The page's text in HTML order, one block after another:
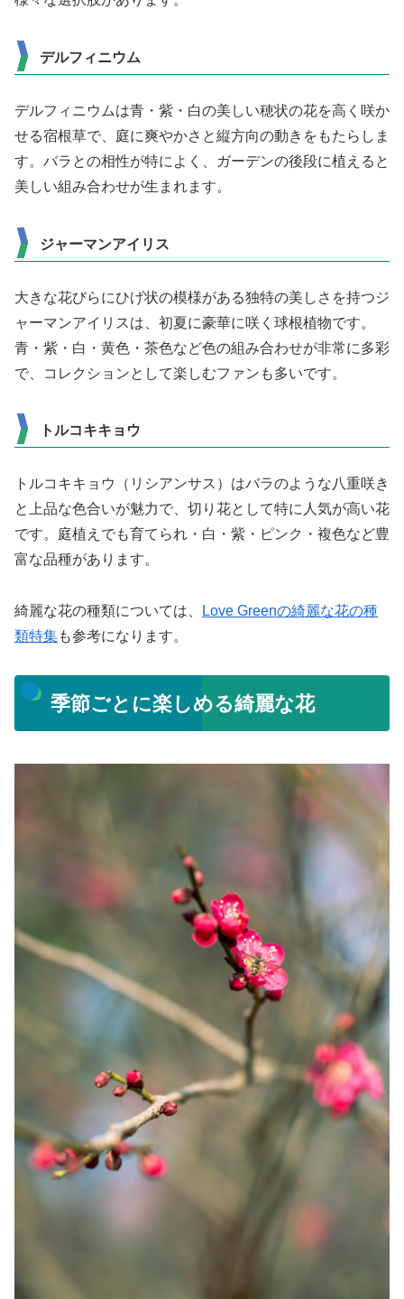
デルフィニウム
デルフィニウムは青・紫・白の美しい穂状の花を高く咲か
せる宿根草で、庭に爽やかさと縦方向の動きをもたらしま
す。バラとの相性が特によく、ガーデンの後段に植えると
美しい組み合わせが生まれます。
ジャーマンアイリス
大きな花びらにひげ状の模様がある独特の美しさを持つジ
ャーマンアイリスは、初夏に豪華に咲く球根植物です。
青・紫・白・黄色・茶色など色の組み合わせが非常に多彩
で、コレクションとして楽しむファンも多いです。
トルコキキョウ
トルコキキョウ（リシアンサス）はバラのような八重咲き
と上品な色合いが魅力で、切り花として特に人気が高い花
です。庭植えでも育てられ・白・紫・ピンク・複色など豊
富な品種があります。
綺麗な花の種類については、
Love Greenの綺麗な花の種
類特集も参考になります。
季節ごとに楽しめる綺麗な花